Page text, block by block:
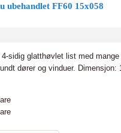
ubehandlet FF60 15x058
sidig glatthøvlet list med mange
vinduer. Dimensjon: 15x058 mm